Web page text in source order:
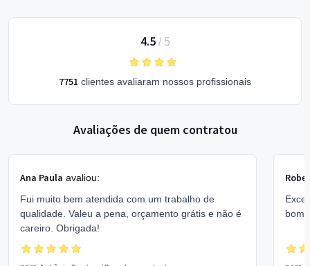
4.5/ 5
7751 clientes avaliaram nossos profissionais
Avaliações de quem contratou
Ana Paula avaliou:
Fui muito bem atendida com um trabalho de
qualidade. Valeu a pena, orçamento grátis e não é
careiro. Obrigada!
bom